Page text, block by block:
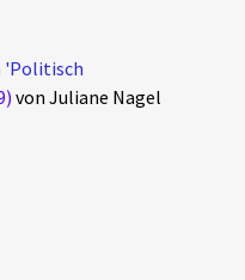
'Politisch
von Juliane Nagel